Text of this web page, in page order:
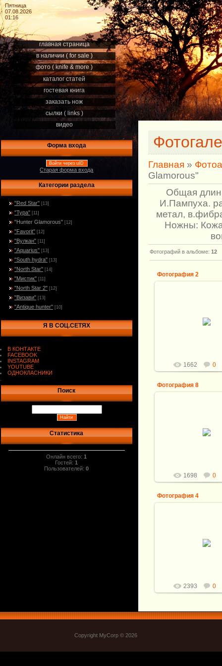
Пятница
07.08.2026
01:16
главная страница
в наличии ( for sale )
фото ( knife & more )
каталог статей
гостевая книга
заказать нож
сылки ( links )
видео
Форма входа
Войти через uID
Старая форма входа
Категории раздела
"Red Star" [13]
"Тура" [11]
"Hunter Glamorous" [12]
"Favorit" [12]
"Вулкан" [11]
"Aquarius" [13]
"South hydra" [13]
"North Star" [14]
"Мистик" [11]
"North Star 2" [12]
"Визави" [13]
"Antique hunter" [10]
Я В СОЦ.СЕТЯХ
В КОНТАКТЕ
FACEBOOK
INSTAGRAM
YOUTUBE
ОДНОКЛАСНИКИ
Поиск
Статистика
Онлайн всего:1
Гостей:1
Пользователей:0
Главная »
Glamorous"
Общая
И.Пампуха.
метал,
Ножны:
Фотографий в альбоме: 12
Фотография 2
Кузнец:
1662 0
Фотография 8
Кузнец:
1698 0
Фотография 4
Кузнец:
2393 0
Copyright MyCorp © 2026